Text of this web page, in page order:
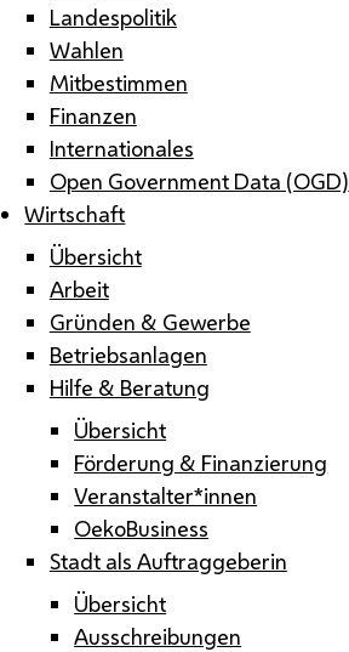
Landespolitik
Wahlen
Mitbestimmen
Finanzen
Internationales
Open Government Data (OGD)
Wirtschaft
Übersicht
Arbeit
Gründen & Gewerbe
Betriebsanlagen
Hilfe & Beratung
Übersicht
Förderung & Finanzierung
Veranstalter*innen
OekoBusiness
Stadt als Auftraggeberin
Übersicht
Ausschreibungen